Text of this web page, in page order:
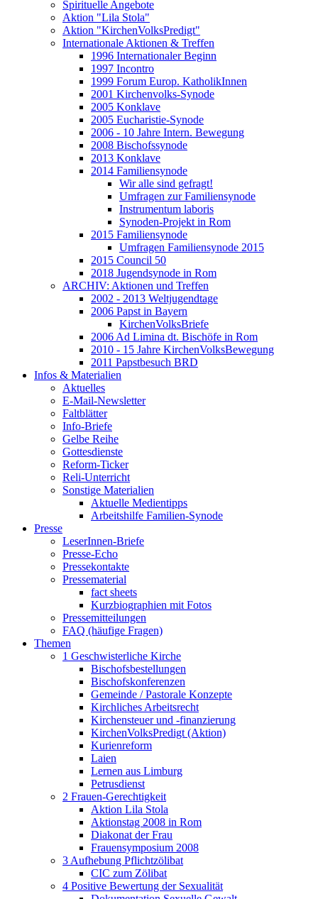
Spirituelle Angebote
Aktion "Lila Stola"
Aktion "KirchenVolksPredigt"
Internationale Aktionen & Treffen
1996 Internationaler Beginn
1997 Incontro
1999 Forum Europ. KatholikInnen
2001 Kirchenvolks-Synode
2005 Konklave
2005 Eucharistie-Synode
2006 - 10 Jahre Intern. Bewegung
2008 Bischofssynode
2013 Konklave
2014 Familiensynode
Wir alle sind gefragt!
Umfragen zur Familiensynode
Instrumentum laboris
Synoden-Projekt in Rom
2015 Familiensynode
Umfragen Familiensynode 2015
2015 Council 50
2018 Jugendsynode in Rom
ARCHIV: Aktionen und Treffen
2002 - 2013 Weltjugendtage
2006 Papst in Bayern
KirchenVolksBriefe
2006 Ad Limina dt. Bischöfe in Rom
2010 - 15 Jahre KirchenVolksBewegung
2011 Papstbesuch BRD
Infos & Materialien
Aktuelles
E-Mail-Newsletter
Faltblätter
Info-Briefe
Gelbe Reihe
Gottesdienste
Reform-Ticker
Reli-Unterricht
Sonstige Materialien
Aktuelle Medientipps
Arbeitshilfe Familien-Synode
Presse
LeserInnen-Briefe
Presse-Echo
Pressekontakte
Pressematerial
fact sheets
Kurzbiographien mit Fotos
Pressemitteilungen
FAQ (häufige Fragen)
Themen
1 Geschwisterliche Kirche
Bischofsbestellungen
Bischofskonferenzen
Gemeinde / Pastorale Konzepte
Kirchliches Arbeitsrecht
Kirchensteuer und -finanzierung
KirchenVolksPredigt (Aktion)
Kurienreform
Laien
Lernen aus Limburg
Petrusdienst
2 Frauen-Gerechtigkeit
Aktion Lila Stola
Aktionstag 2008 in Rom
Diakonat der Frau
Frauensymposium 2008
3 Aufhebung Pflichtzölibat
CIC zum Zölibat
4 Positive Bewertung der Sexualität